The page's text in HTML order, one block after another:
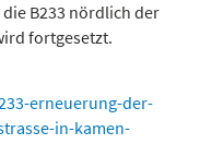
B233 nördlich der
fortgesetzt.
erneuerung-der-
in-kamen-